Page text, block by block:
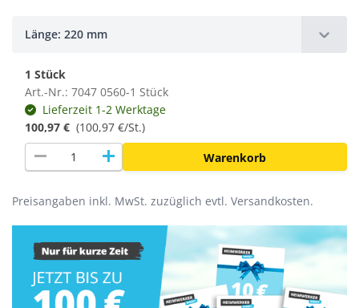
Länge: 220 mm
1 Stück
Art.-Nr.: 7047 0560-1 Stück
Lieferzeit 1-2 Werktage
100,97 € (100,97 €/St.)
remove add Warenkorb
Preisangaben inkl. MwSt. zuzüglich evtl. Versandkosten.